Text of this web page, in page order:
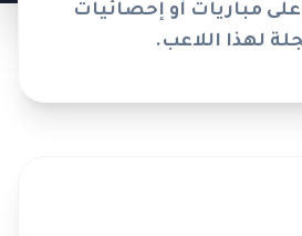
على مباريات أو إحصائيات
لهذا اللاعب.